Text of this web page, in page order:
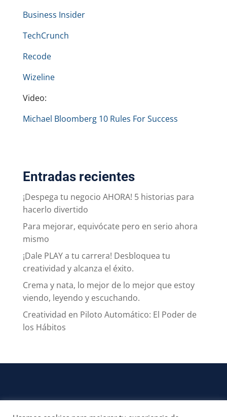
Business Insider
TechCrunch
Recode
Wizeline
Video:
Michael Bloomberg 10 Rules For Success
Entradas recientes
¡Despega tu negocio AHORA! 5 historias para
hacerlo divertido
Para mejorar, equivócate pero en serio ahora
mismo
¡Dale PLAY a tu carrera! Desbloquea tu
creatividad y alcanza el éxito.
Crema y nata, lo mejor de lo mejor que estoy
viendo, leyendo y escuchando.
Creatividad en Piloto Automático: El Poder de
los Hábitos